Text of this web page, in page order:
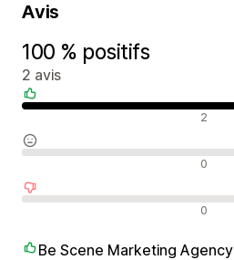
Avis
100 % positifs
2 avis
2
0
0
Be Scene Marketing Agency